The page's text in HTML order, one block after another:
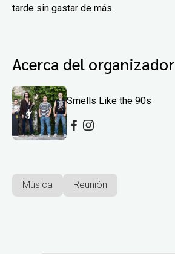
tarde sin gastar de más.
Acerca del organizador
Smells Like the 90s
Música Reunión